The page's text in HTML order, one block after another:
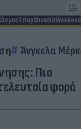
ΣπορShowbizWeekend
Άνγκελα
Πιο
φορά